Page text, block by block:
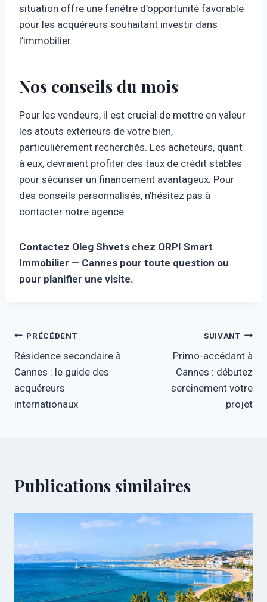
situation offre une fenêtre d’opportunité favorable
pour les acquéreurs souhaitant investir dans
l’immobilier.
Nos conseils du mois
Pour les vendeurs, il est crucial de mettre en valeur
les atouts extérieurs de votre bien,
particulièrement recherchés. Les acheteurs, quant
à eux, devraient profiter des taux de crédit stables
pour sécuriser un financement avantageux. Pour
des conseils personnalisés, n’hésitez pas à
contacter notre agence.
Contactez Oleg Shvets chez ORPI Smart
Immobilier — Cannes pour toute question ou
pour planifier une visite.
Navigation
de
l’article
PRÉCÉDENT
Résidence secondaire à
Cannes : le guide des
acquéreurs
internationaux
SUIVANT
Primo-accédant à
Cannes : débutez
sereinement votre
projet
Publications similaires